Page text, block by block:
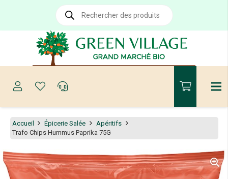
Recherche
produits
Accueil Épicerie Salée
Apéritifs
Trafo Chips Hummus Paprika 75G